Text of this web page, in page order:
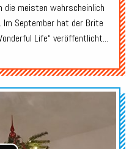
die meisten wahrscheinlich
Im September hat der Brite
Life“ veröffentlicht...
Audio-
Player